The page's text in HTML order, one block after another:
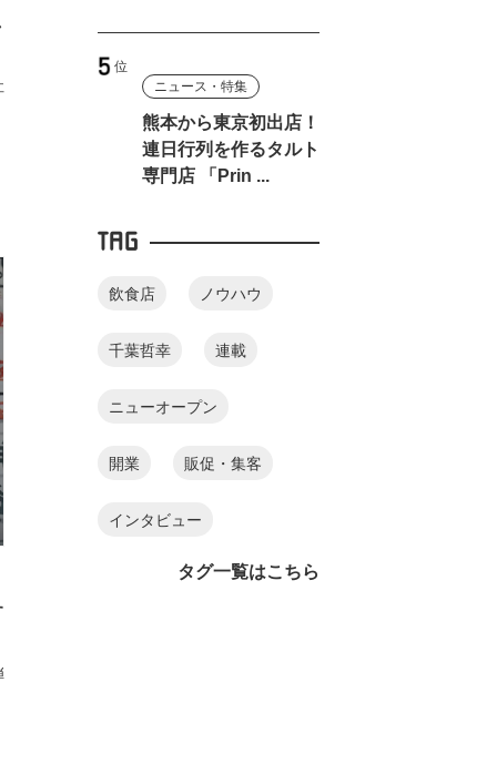
ニュース・特集
熊本から東京初出店！
連日行列を作るタルト
専門店 「Prin ...
TAG
飲食店 ノウハウ
千葉哲幸 連載
ニューオープン
開業 販促・集客
インタビュー
タグ一覧はこちら